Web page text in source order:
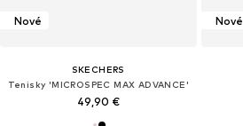
Nové
SKECHERS
Tenisky 'MICROSPEC MAX ADVANCE'
49,90 €
Nové